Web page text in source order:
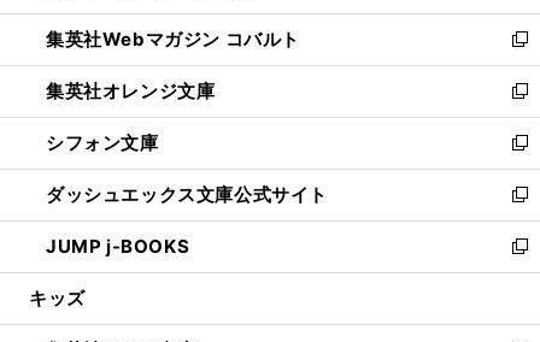
開
く
ウ
で
開
く
ン
ド
ウ
で
開
く
ウ
ィ
ン
ド
ウ
で
開
く
集英社Webマガジン コバルト
新
し
い
ウ
ィ
ン
ド
ウ
で
開
集英社オレンジ文庫
新
し
い
ウ
ィ
ン
ド
ウ
開
シフォン文庫
新
し
い
ウ
ィ
ン
ウ
ダッシュエックス文庫公式サイト
新
し
い
ウ
ン
JUMP j-BOOKS
新
し
ウ
キッズ